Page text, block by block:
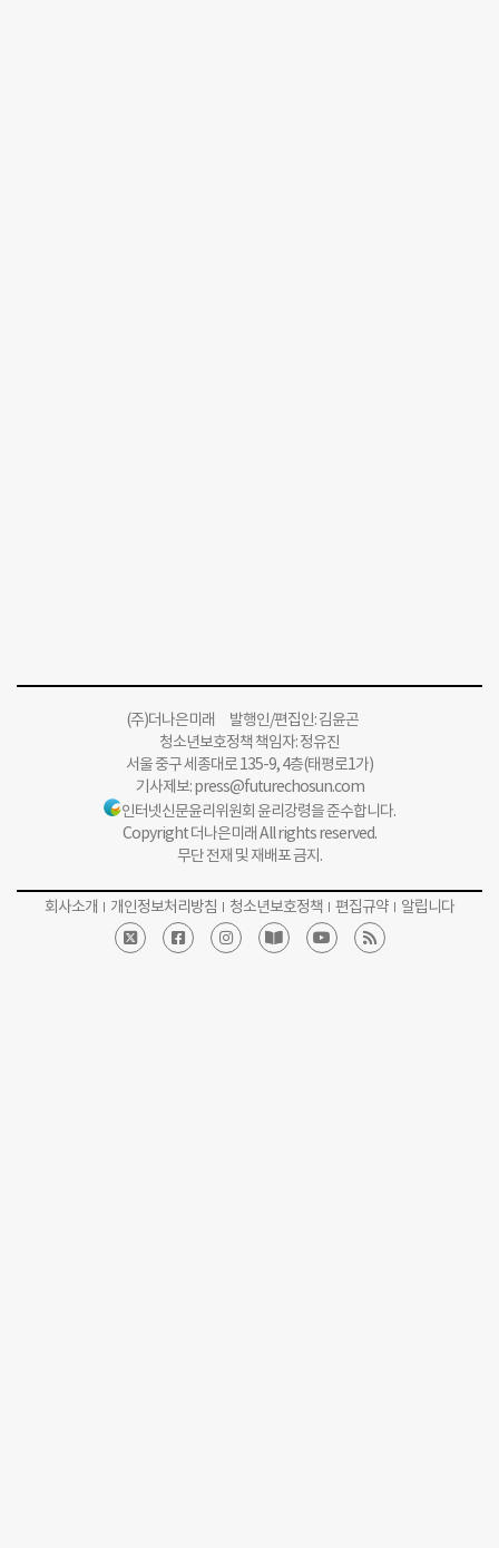
(주)더나은미래 발행인/편집인: 김윤곤
청소년보호정책 책임자: 정유진
서울 중구 세종대로 135-9, 4층(태평로1가)
기사제보:press@futurechosun.com
인터넷신문윤리위원회 윤리강령을 준수합니다.
Copyright 더나은미래 All rights reserved.
무단 전재 및 재배포 금지.
회사소개 개인정보처리방침 청소년보호정책 편집규약 알립니다